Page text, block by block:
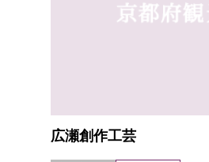
広瀬創作工芸